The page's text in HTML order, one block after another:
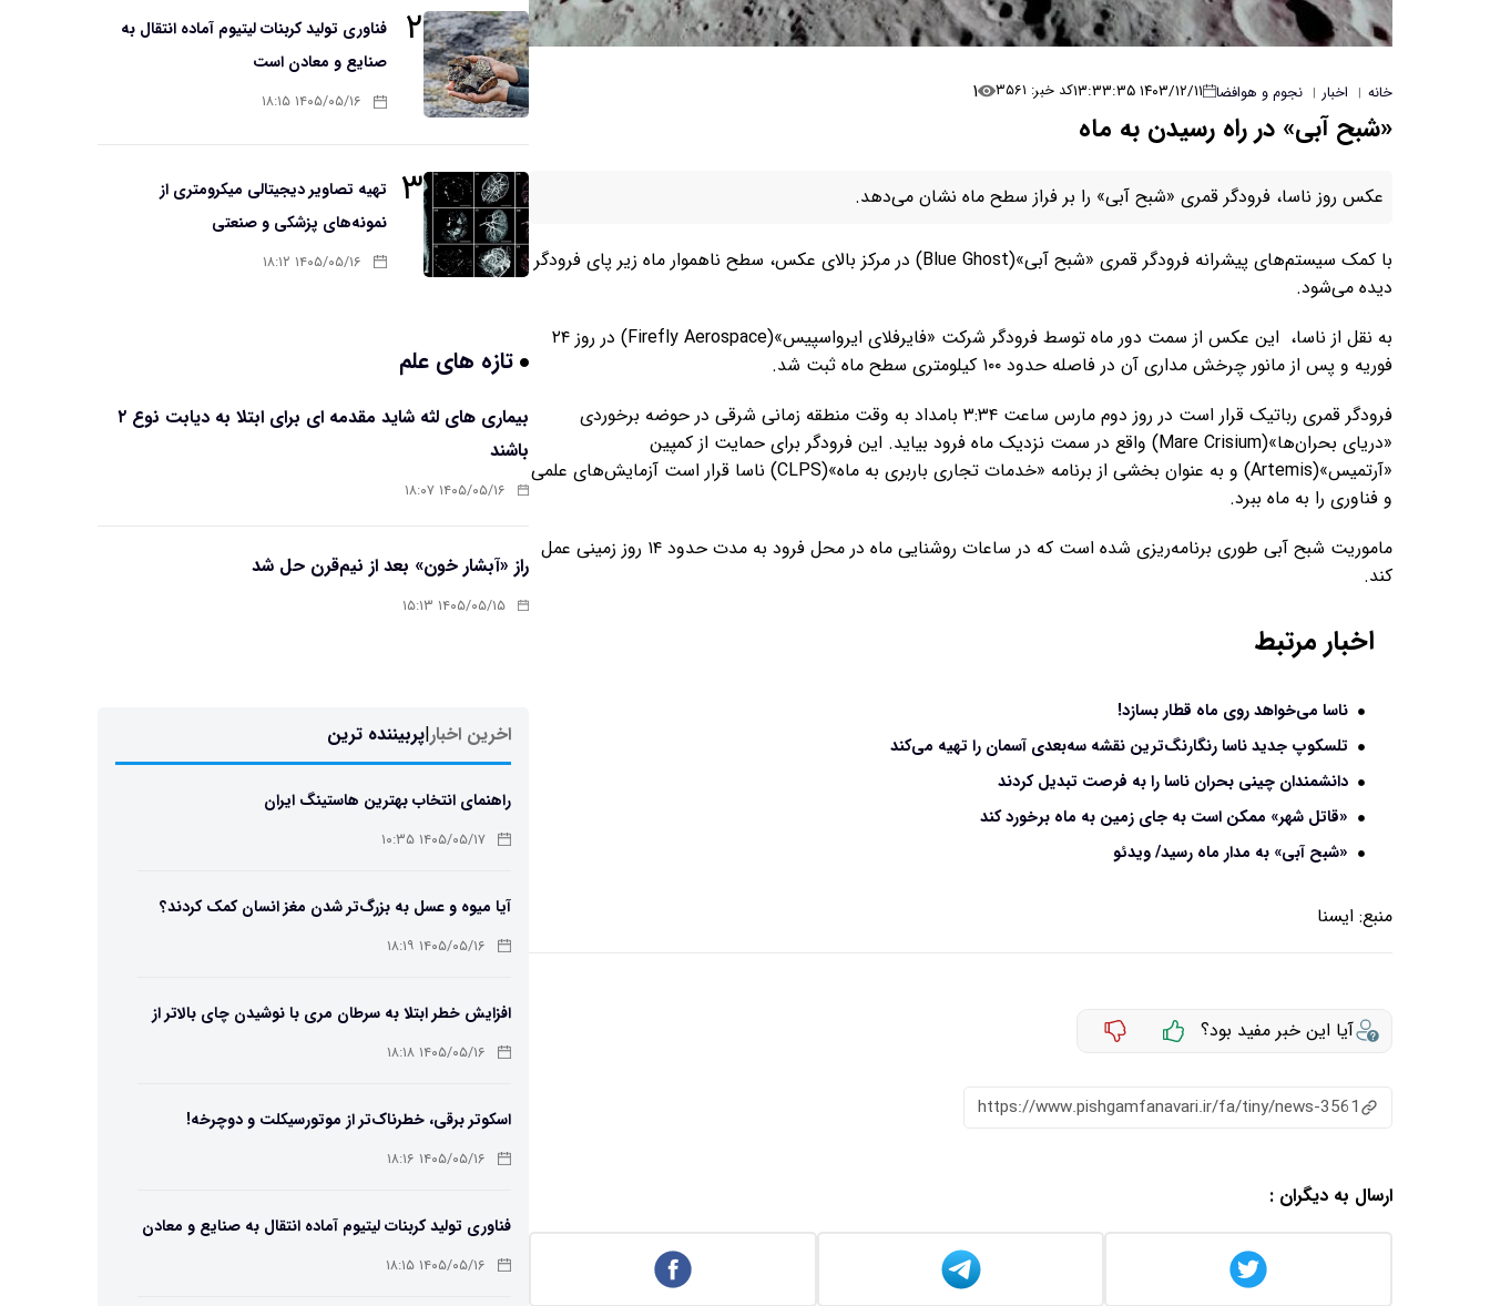
خانه | اخبار | نجوم و هوافضا ۱۴۰۳/۱۲/۱۱ ۱۳:۳۳:۳۵ کد خبر: ۳۵۶۱ ۱
«شبح آبی» در راه رسیدن به ماه
عکس روز ناسا، فرودگر قمری «شبح آبی» را بر فراز سطح ماه نشان می‌دهد.
با کمک سیستم‌های پیشرانه فرودگر قمری «شبح آبی»(Blue Ghost) در مرکز بالای عکس، سطح ناهموار ماه زیر پای فرودگر
دیده می‌شود.
به نقل از ناسا، این عکس از سمت دور ماه توسط فرودگر شرکت «فایرفلای ایرواسپیس»(Firefly Aerospace) در روز ۲۴
فوریه و پس از مانور چرخش مداری آن در فاصله حدود ۱۰۰ کیلومتری سطح ماه ثبت شد.
فرودگر قمری رباتیک قرار است در روز دوم مارس ساعت ۳:۳۴ بامداد به وقت منطقه زمانی شرقی در حوضه برخوردی
«دریای بحران‌ها»(Mare Crisium) واقع در سمت نزدیک ماه فرود بیاید. این فرودگر برای حمایت از کمپین
«آرتمیس»(Artemis) و به عنوان بخشی از برنامه «خدمات تجاری باربری به ماه»(CLPS) ناسا قرار است آزمایش‌های علمی
و فناوری را به ماه ببرد.
ماموریت شبح آبی طوری برنامه‌ریزی شده است که در ساعات روشنایی ماه در محل فرود به مدت حدود ۱۴ روز زمینی عمل
کند.
اخبار مرتبط
ناسا می‌خواهد روی ماه قطار بسازد!
تلسکوپ جدید ناسا رنگارنگ‌ترین نقشه سه‌بعدی آسمان را تهیه می‌کند
دانشمندان چینی بحران ناسا را به فرصت تبدیل کردند
«قاتل شهر» ممکن است به جای زمین به ماه برخورد کند
«شبح آبی» به مدار ماه رسید/ ویدئو
منبع: ايسنا
آیا این خبر مفید بود؟
https://www.pishgamfanavari.ir/fa/tiny/news-3561
ارسال به دیگران :
۲
فناوری تولید کربنات لیتیوم آماده انتقال به
صنایع و معادن است
۱۴۰۵/۰۵/۱۶ ۱۸:۱۵
۳
تهیه تصاویر دیجیتالی میکرومتری از
نمونه‌های پزشکی و صنعتی
۱۴۰۵/۰۵/۱۶ ۱۸:۱۲
تازه های علم
بیماری های لثه شاید مقدمه ای برای ابتلا به دیابت نوع ۲
باشند
۱۴۰۵/۰۵/۱۶ ۱۸:۰۷
راز «آبشار خون» بعد از نیم‌قرن حل شد
۱۴۰۵/۰۵/۱۵ ۱۵:۱۳
اخرین اخبار|پربیننده ترین
راهنمای انتخاب بهترین هاستینگ ایران
۱۴۰۵/۰۵/۱۷ ۱۰:۳۵
آیا میوه و عسل به بزرگ‌تر شدن مغز انسان کمک کردند؟
۱۴۰۵/۰۵/۱۶ ۱۸:۱۹
افزایش خطر ابتلا به سرطان مری با نوشیدن چای بالاتر از
دمای ۶۵ درجه۱۴۰۵/۰۵/۱۶ ۱۸:۱۸
اسکوتر برقی، خطرناک‌تر از موتورسیکلت و دوچرخه!
۱۴۰۵/۰۵/۱۶ ۱۸:۱۶
فناوری تولید کربنات لیتیوم آماده انتقال به صنایع و معادن
است۱۴۰۵/۰۵/۱۶ ۱۸:۱۵